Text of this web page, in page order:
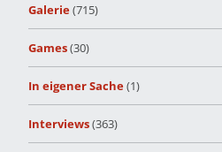
Galerie(715)
Games(30)
In eigener Sache(1)
Interviews(363)